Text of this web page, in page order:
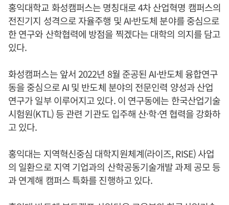
홍익대학교 화성캠퍼스는 명칭대로 4차 산업혁명 캠퍼스의
전진기지 성격으로 자율주행 및 AI·반도체 분야를 중심으로
한 연구와 산학협력에 방점을 찍겠다는 대학의 의지를 담고
있다.
화성캠퍼스는 앞서 2022년 8월 준공된 AI·반도체 융합연구
동을 중심으로 AI 및 반도체 분야의 전문인력 양성과 산업
연구가 일부 이루어지고 있다. 이 연구동에는 한국산업기술
시험원(KTL) 등 관련 기관도 입주해 산·학·연 협력을 강화하
고 있다.
홍익대는 지역혁신중심 대학지원체계(라이즈, RISE) 사업
의 일환으로 지역 기업과의 산학공동기술개발 과제 공모 등
과 연계해 캠퍼스 특화를 진행하고 있다.